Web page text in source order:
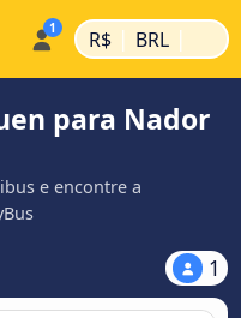
R$ | BRL |
para Nador
e encontre a
1